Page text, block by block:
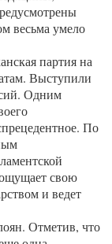
весьма умело
партия на
Выступили
Одним
По
свою
и ведет
Отметив, что